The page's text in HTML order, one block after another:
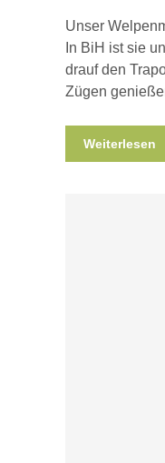
Unser
In BiH ist sie
drauf den
Zügen
Weiterlesen